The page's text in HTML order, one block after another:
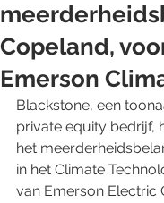
Copeland,
Emerson
Blackstone, een
private equity bedrijf,
het
in het Climate
van Emerson Electric